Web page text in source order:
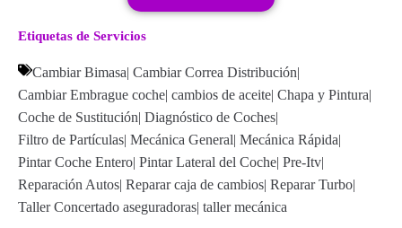
Etiquetas de Servicios
Cambiar Bimasa| Cambiar Correa Distribución|
Cambiar Embrague coche| cambios de aceite| Chapa y Pintura|
Coche de Sustitución| Diagnóstico de Coches|
Filtro de Partículas| Mecánica General| Mecánica Rápida|
Pintar Coche Entero| Pintar Lateral del Coche| Pre-Itv|
Reparación Autos| Reparar caja de cambios| Reparar Turbo|
Taller Concertado aseguradoras| taller mecánica